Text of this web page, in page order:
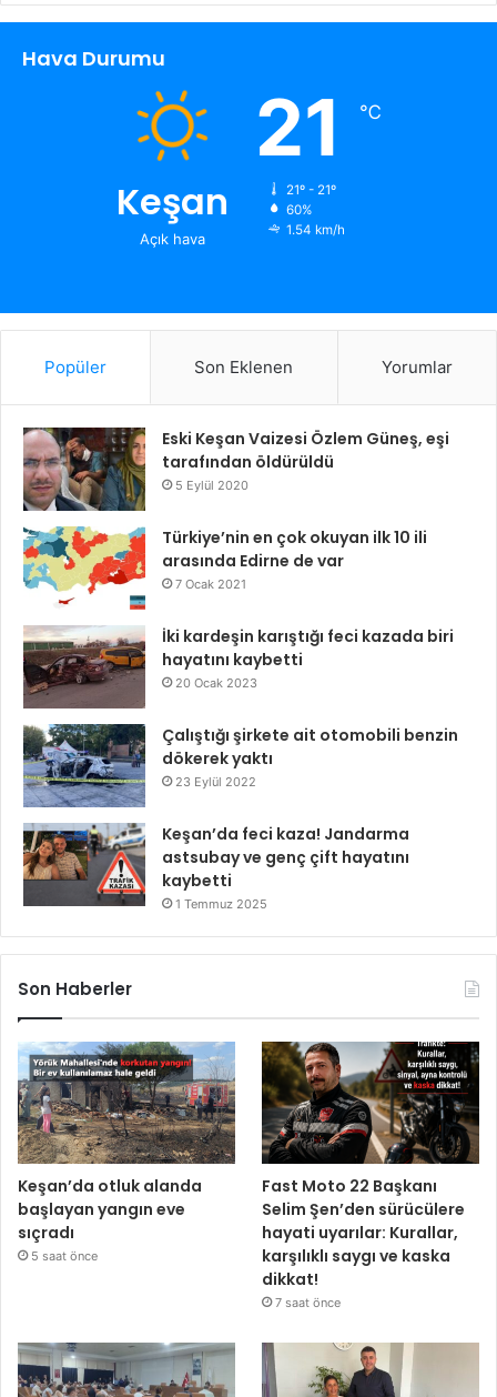
Hava Durumu
Keşan
Açık hava
21 ℃
21º - 21º
60%
1.54 km/h
Popüler Son Eklenen Yorumlar
Eski Keşan Vaizesi Özlem Güneş, eşi
tarafından öldürüldü
5 Eylül 2020
Türkiye’nin en çok okuyan ilk 10 ili
arasında Edirne de var
7 Ocak 2021
İki kardeşin karıştığı feci kazada biri
hayatını kaybetti
20 Ocak 2023
Çalıştığı şirkete ait otomobili benzin
dökerek yaktı
23 Eylül 2022
Keşan’da feci kaza! Jandarma
astsubay ve genç çift hayatını
kaybetti
1 Temmuz 2025
Son Haberler
Keşan’da otluk alanda
başlayan yangın eve
sıçradı
5 saat önce
Fast Moto 22 Başkanı
Selim Şen’den sürücülere
hayati uyarılar: Kurallar,
karşılıklı saygı ve kaska
dikkat!
7 saat önce